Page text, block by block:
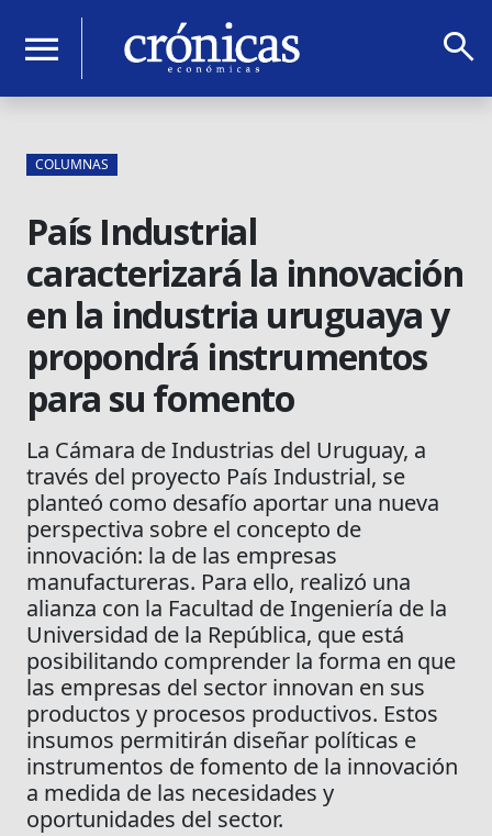
menu search
COLUMNAS
País Industrial
caracterizará la innovación
en la industria uruguaya y
propondrá instrumentos
para su fomento
La Cámara de Industrias del Uruguay, a
través del proyecto País Industrial, se
planteó como desafío aportar una nueva
perspectiva sobre el concepto de
innovación: la de las empresas
manufactureras. Para ello, realizó una
alianza con la Facultad de Ingeniería de la
Universidad de la República, que está
posibilitando comprender la forma en que
las empresas del sector innovan en sus
productos y procesos productivos. Estos
insumos permitirán diseñar políticas e
instrumentos de fomento de la innovación
a medida de las necesidades y
oportunidades del sector.